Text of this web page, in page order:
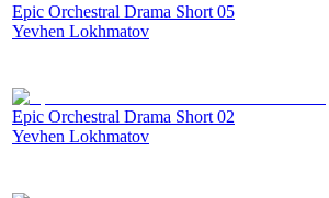
Epic Orchestral Drama Short 05
Yevhen Lokhmatov
Epic Orchestral Drama Short 02
Yevhen Lokhmatov